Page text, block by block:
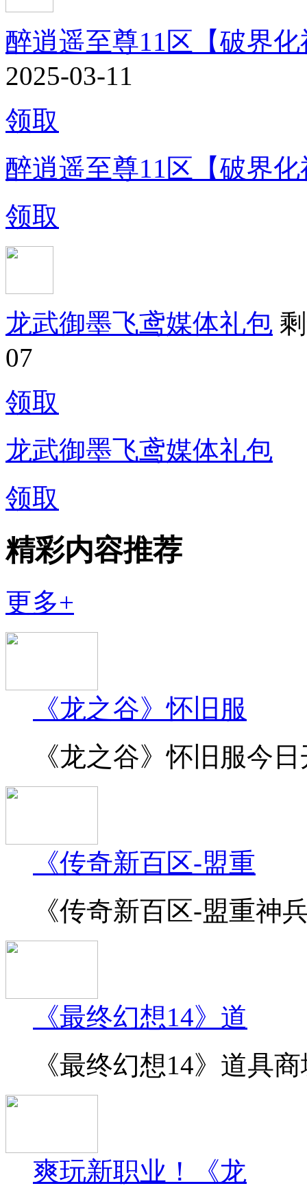
醉逍遥至尊11区【破界
2025-03-11
领取
醉逍遥至尊11区【破界
领取
龙武御墨飞鸢媒体礼包
07
领取
龙武御墨飞鸢媒体礼包
领取
精彩内容推荐
更多+
《龙之谷》怀旧服
《龙之谷》怀旧服今
《传奇新百区-盟重
《传奇新百区-盟重神
《最终幻想14》道
《最终幻想14》道具
爽玩新职业！《龙